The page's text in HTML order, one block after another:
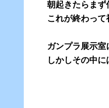
朝起きたらまず
これが終わっ
ガンプラ展示
しかしその中